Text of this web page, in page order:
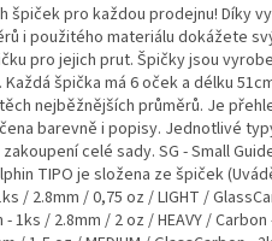
špiček pro každou prodejnu! Díky
i použitého materiálu dokážete
pro jejich prut. Špičky jsou
špička má 6 oček a délku
nejběžnějších průměrů. Je
barevně i popisy. Jednotlivé
celé sady. SG - Small
TIPO je složena ze špiček
/ 2.8mm / 0,75 oz / LIGHT /
1ks / 2.8mm / 2 oz / HEAVY /